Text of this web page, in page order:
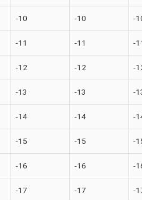
-10 -10 -
-11 -11 -
-12 -12 -
-13 -13 -
-14 -14 -
-15 -15 -
-16 -16 -
-17 -17 -